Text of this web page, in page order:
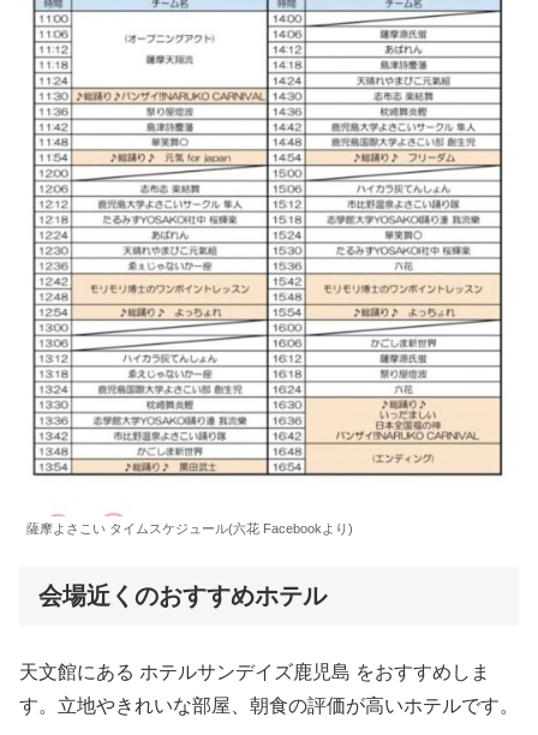
薩摩よさこい タイムスケジュール(六花 Facebookより)
会場近くのおすすめホテル
天文館にある ホテルサンデイズ鹿児島 をおすすめしま
す。立地やきれいな部屋、朝食の評価が高いホテルです。